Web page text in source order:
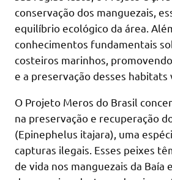
conservação dos manguezais,
equilíbrio ecológico da área.
conhecimentos fundamentais
costeiros marinhos,
e a preservação desses habitats
O Projeto Meros do Brasil
na preservação e recuperação
(Epinephelus itajara), uma
capturas ilegais. Esses peixes
de vida nos manguezais da Baía